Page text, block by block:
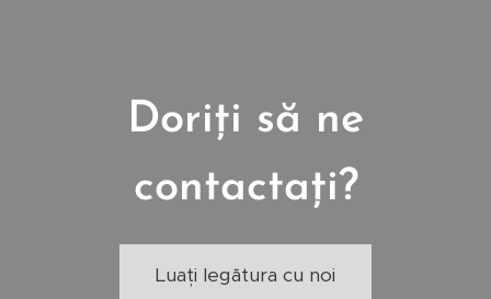
Doriți să ne
contactați?
Luați legătura cu noi